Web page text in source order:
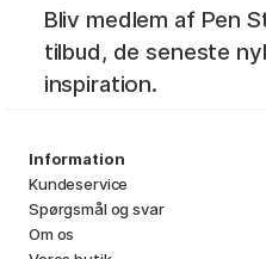
Bliv medlem af Pen
tilbud, de seneste
inspiration.
Information
Kundeservice
Spørgsmål og svar
Om os